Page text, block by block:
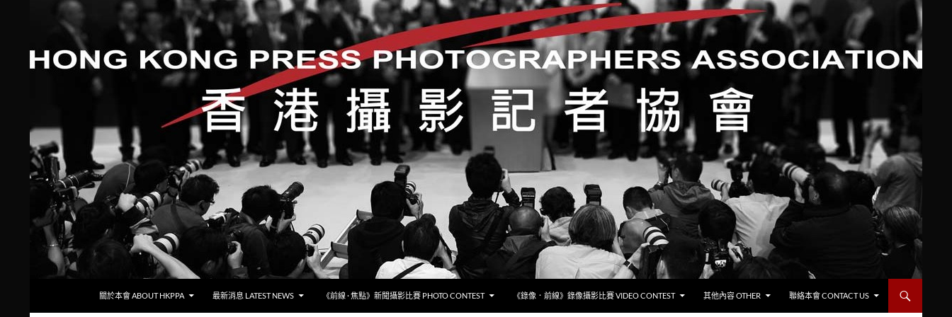
香港攝影記者協會
關於本會 ABOUT HKPPA
最新消息 LATEST NEWS 《前線 · 焦點》新聞攝影比賽 PHOTO CONTEST 《錄像．前線》錄像攝影比賽 VIDEO CONTEST 其他內容 OTHER 聯絡本會 CONTACT US